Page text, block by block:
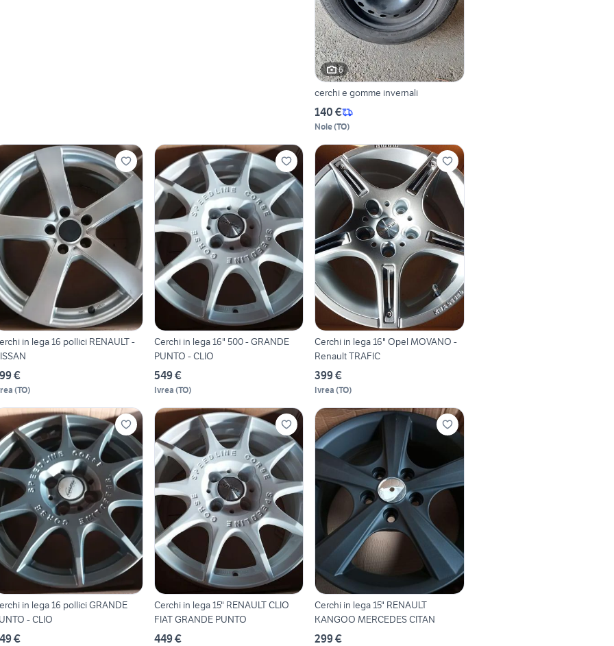
6
cerchi e gomme invernali
140 €
Nole(TO)
in lega 16 pollici RENAULT -
€
(TO)
Cerchi in lega 16" 500 - GRANDE
PUNTO - CLIO
549 €
Ivrea (TO)
Cerchi in lega 16" Opel MOVANO -
Renault TRAFIC
399 €
Ivrea (TO)
in lega 16 pollici GRANDE
- CLIO
€
Cerchi in lega 15" RENAULT CLIO
FIAT GRANDE PUNTO
449 €
Cerchi in lega 15" RENAULT
KANGOO MERCEDES CITAN
299 €